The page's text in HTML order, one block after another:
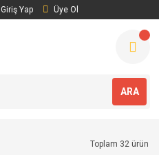
Giriş Yap Üye Ol
ARA
Toplam 32 ürün